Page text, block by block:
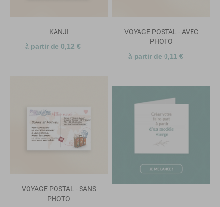
KANJI
à partir de 0,12 €
VOYAGE POSTAL - AVEC
PHOTO
à partir de 0,11 €
VOYAGE POSTAL - SANS
PHOTO